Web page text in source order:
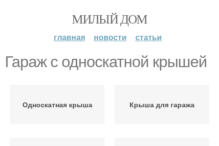
МИЛЫЙ ДОМ
главная новости статьи
Гараж с односкатной крышей
Односкатная крыша Крыша для гаража